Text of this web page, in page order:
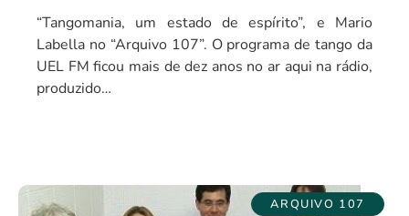
“Tangomania, um estado de espírito”, e Mario
Labella no “Arquivo 107”. O programa de tango da
UEL FM ficou mais de dez anos no ar aqui na rádio,
produzido…
ARQUIVO 107